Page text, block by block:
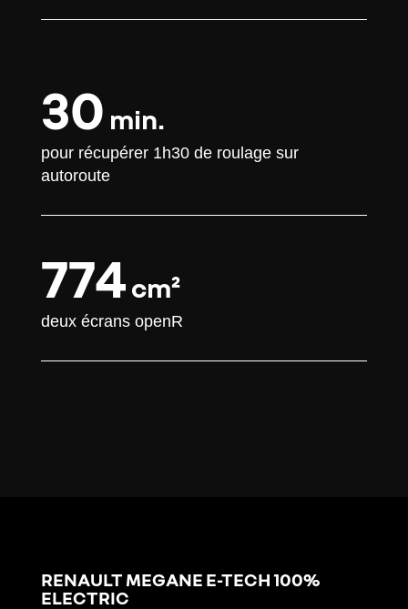
30 min.
pour récupérer 1h30 de roulage sur
autoroute
774cm²
deux écrans openR
RENAULT MEGANE E-TECH 100%
ELECTRIC